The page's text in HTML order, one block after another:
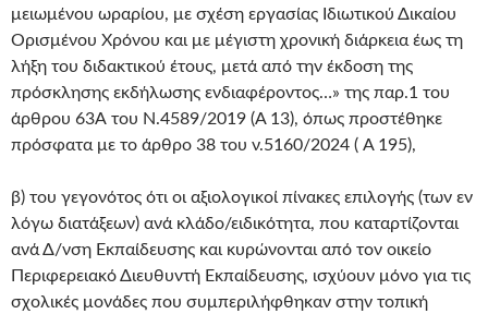
μειωμένου ωραρίου, με σχέση εργασίας Ιδιωτικού Δικαίου
Ορισμένου Χρόνου και με μέγιστη χρονική διάρκεια έως τη
λήξη του διδακτικού έτους, μετά από την έκδοση της
πρόσκλησης εκδήλωσης ενδιαφέροντος…» της παρ.1 του
άρθρου 63Α του Ν.4589/2019 (A 13), όπως προστέθηκε
πρόσφατα με το άρθρο 38 του ν.5160/2024 ( A 195),
β) του γεγονότος ότι οι αξιολογικοί πίνακες επιλογής (των εν
λόγω διατάξεων) ανά κλάδο/ειδικότητα, που καταρτίζονται
ανά Δ/νση Εκπαίδευσης και κυρώνονται από τον οικείο
Περιφερειακό Διευθυντή Εκπαίδευσης, ισχύουν μόνο για τις
σχολικές μονάδες που συμπεριλήφθηκαν στην τοπική